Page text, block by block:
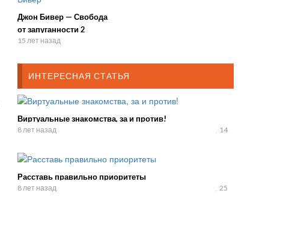
Джон Бивер — Свобода
от запуганности 2
15 лет назад
ИНТЕРЕСНАЯ СТАТЬЯ
Виртуальные знакомства, за и против!
8 лет назад 14
Расставь правильно приоритеты
8 лет назад 25